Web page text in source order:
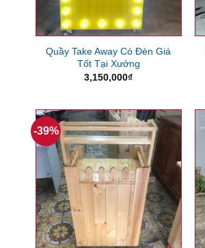
Quầy Take Away Có Đèn Giá
Tốt Tại Xưởng
3,150,000₫
-39%